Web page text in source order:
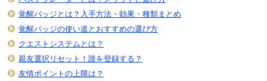
覚醒バッジとは？入手方法・効果・種類まとめ
覚醒バッジの使い道とおすすめの選び方
クエストシステムとは？
親友選択リセット！誰を登録する？
友情ポイントの上限は？